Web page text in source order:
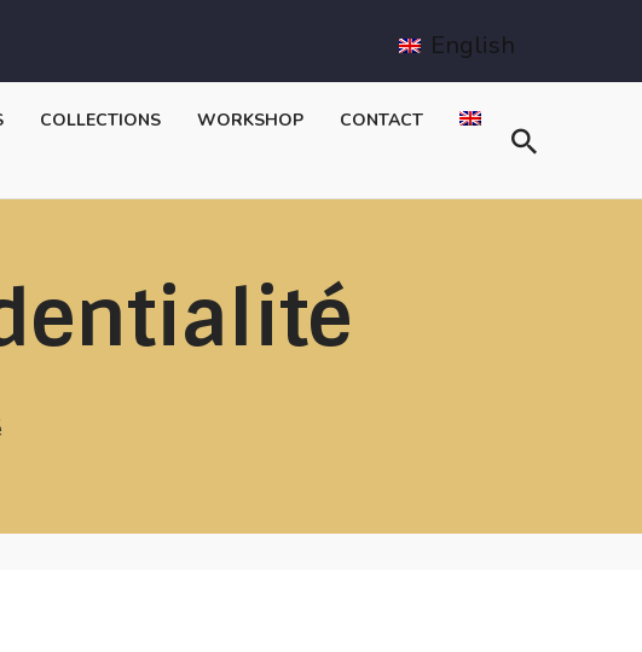
English
COLLECTIONS WORKSHOP CONTACT